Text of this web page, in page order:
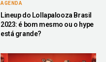
AGENDA
Lineup do Lollapalooza Brasil
2023: é bom mesmo ou o hype
está grande?